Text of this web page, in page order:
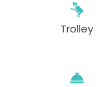
Trolley